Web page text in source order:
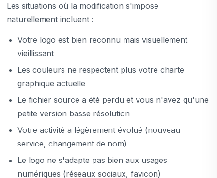
Les situations où la modification s'impose
naturellement incluent :
Votre logo est bien reconnu mais visuellement
vieillissant
Les couleurs ne respectent plus votre charte
graphique actuelle
Le fichier source a été perdu et vous n'avez qu'une
petite version basse résolution
Votre activité a légèrement évolué (nouveau
service, changement de nom)
Le logo ne s'adapte pas bien aux usages
numériques (réseaux sociaux, favicon)